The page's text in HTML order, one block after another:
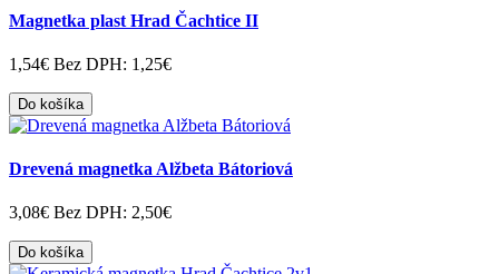
Magnetka plast Hrad Čachtice II
1,54€ Bez DPH: 1,25€
Do košíka
Drevená magnetka Alžbeta Bátoriová
3,08€ Bez DPH: 2,50€
Do košíka